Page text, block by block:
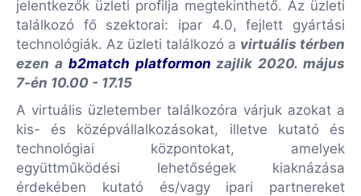
jelentkezők üzleti profilja megtekinthető. Az üzleti
találkozó fő szektorai: ipar 4.0, fejlett gyártási
technológiák. Az üzleti találkozó a virtuális térben
ezen a b2match platformon zajlik 2020. május
7-én 10.00 - 17.15
A virtuális üzletember találkozóra várjuk azokat a
kis- és középvállalkozásokat, illetve kutató és
technológiai központokat, amelyek
együttműködési lehetőségek kiaknázása
érdekében kutató és/vagy ipari partnereket